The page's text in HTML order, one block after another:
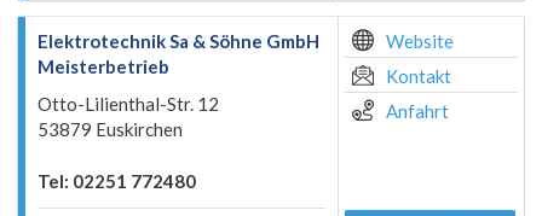
Elektrotechnik Sa & Söhne GmbH
Meisterbetrieb
Otto-Lilienthal-Str. 12
53879 Euskirchen
Tel: 02251 772480
Website
Kontakt
Anfahrt